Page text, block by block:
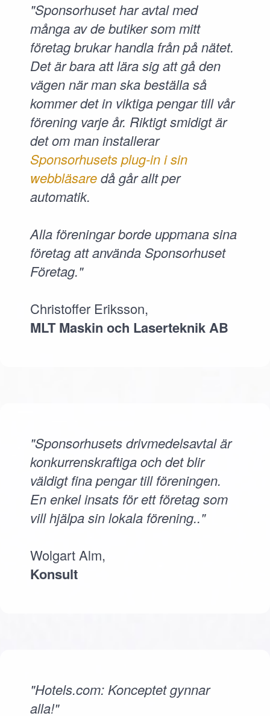
"Sponsorhuset har avtal med
många av de butiker som mitt
företag brukar handla från på nätet.
Det är bara att lära sig att gå den
vägen när man ska beställa så
kommer det in viktiga pengar till vår
förening varje år. Riktigt smidigt är
det om man installerar
Sponsorhusets plug-in i sin
webbläsaredå går allt per
automatik.
Alla föreningar borde uppmana sina
företag att använda Sponsorhuset
Företag."
Christoffer Eriksson,
MLT Maskin och Laserteknik AB
"Sponsorhusets drivmedelsavtal är
konkurrenskraftiga och det blir
väldigt fina pengar till föreningen.
En enkel insats för ett företag som
vill hjälpa sin lokala förening.."
Wolgart Alm,
Konsult
"Hotels.com: Konceptet gynnar
alla!"